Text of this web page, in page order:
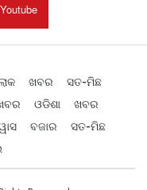
ଖବର
ସତ-ମିଛ
ଓଡିଶା
ଖବର
ବଜାର
ସତ-ମିଛ